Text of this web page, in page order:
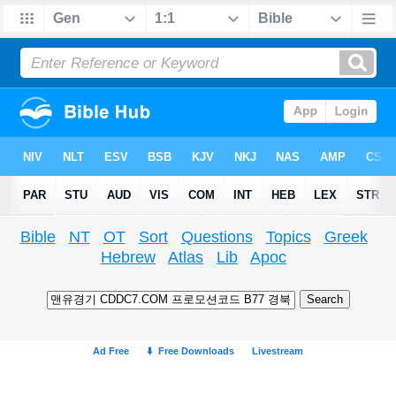
Bible NT OT Sort Questions Topics
Greek
Hebrew
Atlas Lib Apoc